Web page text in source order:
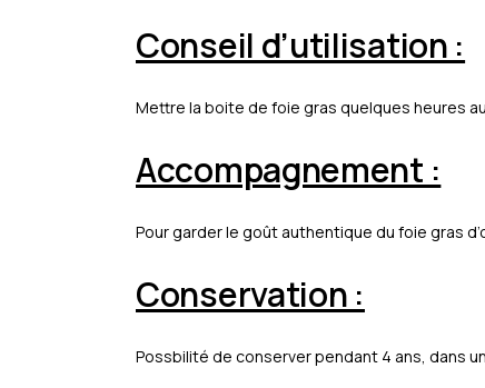
Conseil d’utilisation :
Mettre la boite de foie gras quelques heures
Accompagnement :
Pour garder le goût authentique du foie gras
Conservation :
Possbilité de conserver pendant 4 ans, dans